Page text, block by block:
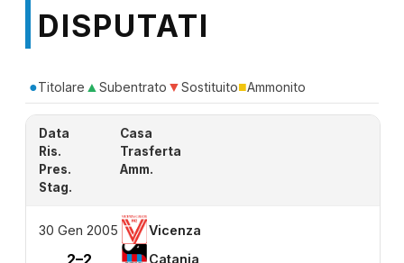
DISPUTATI
●Titolare ▲Subentrato ▼Sostituito■Ammonito
Data
Casa
Ris.
Trasferta
Pres.
Amm.
Stag.
30 Gen 2005 Vicenza
2–2 Catania